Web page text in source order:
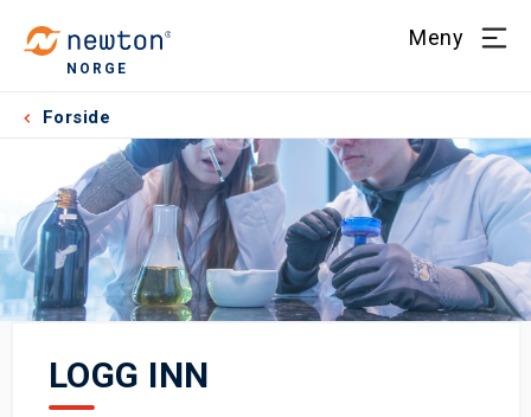
NORGE
Meny
Forside
LOGG INN